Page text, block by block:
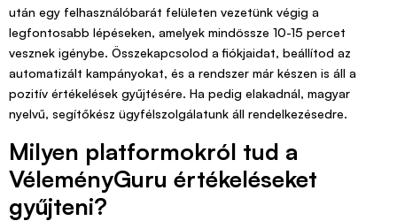
után egy felhasználóbarát felületen vezetünk végig a
legfontosabb lépéseken, amelyek mindössze 10-15 percet
vesznek igénybe. Összekapcsolod a fiókjaidat, beállítod az
automatizált kampányokat, és a rendszer már készen is áll a
pozitív értékelések gyűjtésére. Ha pedig elakadnál, magyar
nyelvű, segítőkész ügyfélszolgálatunk áll rendelkezésedre.
Milyen platformokról tud a
VéleményGuru értékeléseket
gyűjteni?